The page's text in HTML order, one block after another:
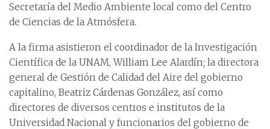
Secretaría del Medio Ambiente local como del Centro
de Ciencias de la Atmósfera.
A la firma asistieron el coordinador de la Investigación
Científica de la UNAM, William Lee Alardín; la directora
general de Gestión de Calidad del Aire del gobierno
capitalino, Beatriz Cárdenas González, así como
directores de diversos centros e institutos de la
Universidad Nacional y funcionarios del gobierno de